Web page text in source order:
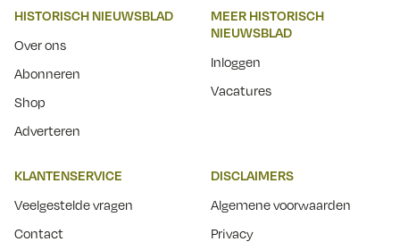
HISTORISCH NIEUWSBLAD
Over ons
Abonneren
Shop
Adverteren
MEER HISTORISCH
NIEUWSBLAD
Inloggen
Vacatures
KLANTENSERVICE
Veelgestelde vragen
Contact
DISCLAIMERS
Algemene voorwaarden
Privacy